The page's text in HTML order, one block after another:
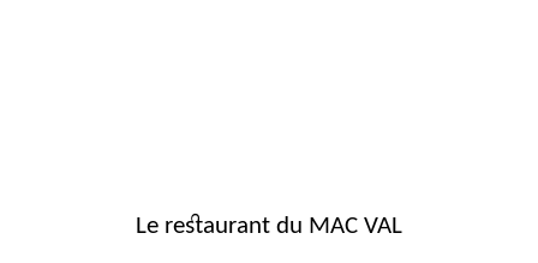
Le restaurant du MAC VAL